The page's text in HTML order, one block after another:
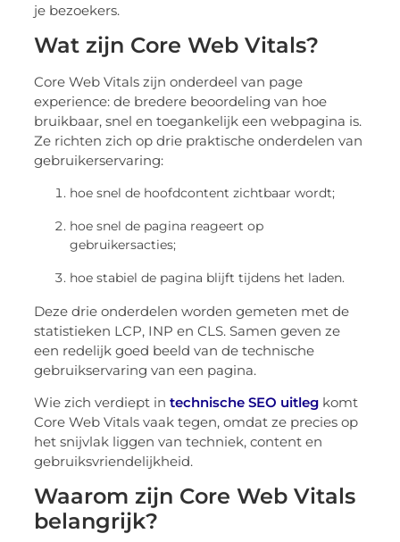
je bezoekers.
Wat zijn Core Web Vitals?
Core Web Vitals zijn onderdeel van page
experience: de bredere beoordeling van hoe
bruikbaar, snel en toegankelijk een webpagina is.
Ze richten zich op drie praktische onderdelen van
gebruikerservaring:
hoe snel de hoofdcontent zichtbaar wordt;
hoe snel de pagina reageert op
gebruikersacties;
hoe stabiel de pagina blijft tijdens het laden.
Deze drie onderdelen worden gemeten met de
statistieken LCP, INP en CLS. Samen geven ze
een redelijk goed beeld van de technische
gebruikservaring van een pagina.
Wie zich verdiept intechnische SEO uitleg komt
Core Web Vitals vaak tegen, omdat ze precies op
het snijvlak liggen van techniek, content en
gebruiksvriendelijkheid.
Waarom zijn Core Web Vitals
belangrijk?